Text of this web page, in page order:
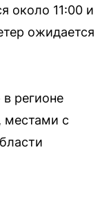
около 11:00 и
ожидается
регионе
местами с